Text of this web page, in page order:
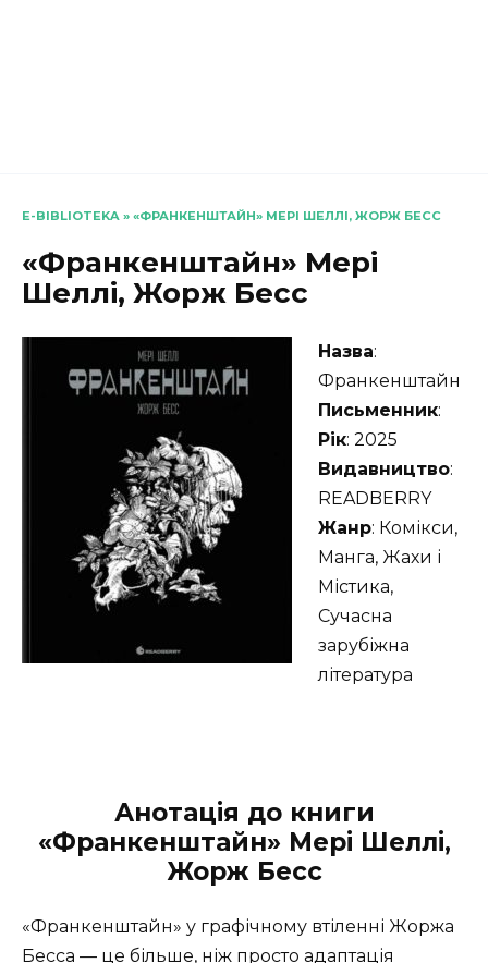
E-BIBLIOTEKA » «ФРАНКЕНШТАЙН» МЕРІ ШЕЛЛІ, ЖОРЖ БЕСС
«Франкенштайн» Мері
Шеллі, Жорж Бесс
Назва:
Франкенштайн
Письменник:
Рік: 2025
Видавництво:
READBERRY
Жанр: Комікси,
Манга, Жахи і
Містика,
Сучасна
зарубіжна
література
Анотація до книги
«Франкенштайн» Мері Шеллі,
Жорж Бесс
«Франкенштайн» у графічному втіленні Жоржа
Бесса — це більше, ніж просто адаптація